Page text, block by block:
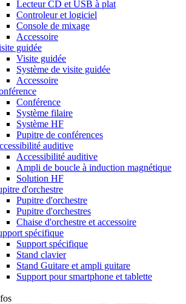
Lecteur CD et USB à plat
Controleur et logiciel
Console de mixage
Accessoire
guidée
Visite guidée
Système de visite guidée
Accessoire
Conférence
Système filaire
Système HF
Pupitre de conférences
auditive
Accessibilité auditive
Ampli de boucle à induction magnétique
Solution HF
d'orchestre
Pupitre d'orchestre
Pupitre d'orchestres
Chaise d'orchestre et accessoire
spécifique
Support spécifique
Stand clavier
Stand Guitare et ampli guitare
Support pour smartphone et tablette